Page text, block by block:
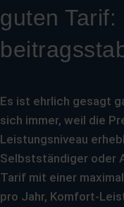
guten
Es ist ehrlich gesagt
sich immer, weil die
Leistungsniveau
Selbstständiger oder
Tarif mit einer
pro Jahr, Komfort-